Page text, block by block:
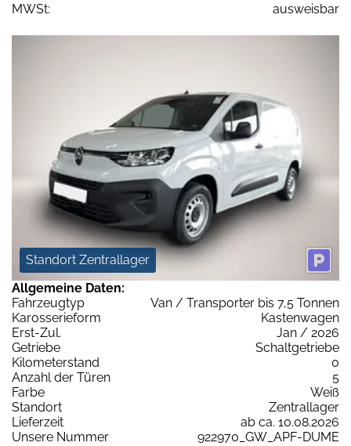
MWSt:
ausweisbar
Standort Zentrallager
Allgemeine Daten:
Fahrzeugtyp
Van / Transporter bis 7,5 Tonnen
Karosserieform
Kastenwagen
Erst-Zul.
Jan / 2026
Getriebe
Schaltgetriebe
Kilometerstand
0
Anzahl der Türen
5
Farbe
Weiß
Standort
Zentrallager
Lieferzeit
ab ca. 10.08.2026
Unsere Nummer
922970_GW_APF-DUME